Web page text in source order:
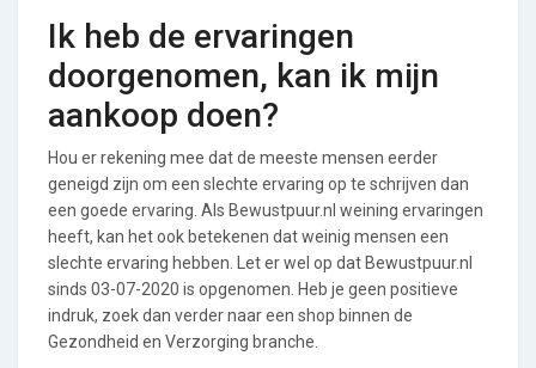
Ik heb de ervaringen
doorgenomen, kan ik mijn
aankoop doen?
Hou er rekening mee dat de meeste mensen eerder
geneigd zijn om een slechte ervaring op te schrijven dan
een goede ervaring. Als Bewustpuur.nl weining ervaringen
heeft, kan het ook betekenen dat weinig mensen een
slechte ervaring hebben. Let er wel op dat Bewustpuur.nl
sinds 03-07-2020 is opgenomen. Heb je geen positieve
indruk, zoek dan verder naar een shop binnen de
Gezondheid en Verzorging branche.